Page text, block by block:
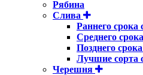
Рябина
Слива
Раннего срока
Среднего
Позднего
Лучшие сорта
Черешня